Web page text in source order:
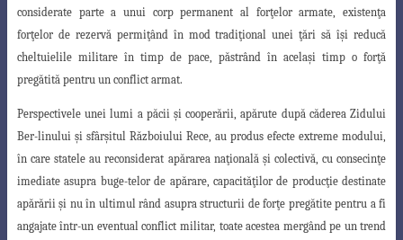
considerate parte a unui corp permanent al forţelor armate, existenţa
forţelor de rezervă permiţând în mod tradiţional uneiţări să îşi reducă
cheltuielile militare în timp de pace, păstrând în acelaşi timp o forţă
pregătită pentru un conflict armat.
Perspectivele unei lumi a păcii şi cooperării, apărute după căderea Zidului
Ber-linului şi sfârşitul Războiului Rece, au produs efecte extreme modului,
în carestatele au reconsiderat apărarea naţională şi colectivă, cu consecinţe
imediate asupra buge-telor de apărare, capacităţilor de producţie destinate
apărăriişi nu în ultimulrând asupra structurii de forţe pregătite pentru a fi
angajate într-un eventual conflict militar, toate acestea mergând pe un trend